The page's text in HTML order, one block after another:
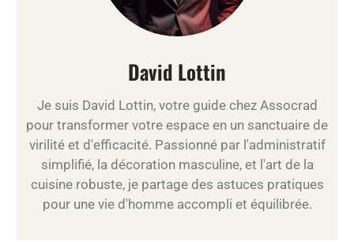
David Lottin
Je suis David Lottin, votre guide chez Assocrad
pour transformer votre espace en un sanctuaire de
virilité et d'efficacité. Passionné par l'administratif
simplifié, la décoration masculine, et l'art de la
cuisine robuste, je partage des astuces pratiques
pour une vie d'homme accompli et équilibrée.